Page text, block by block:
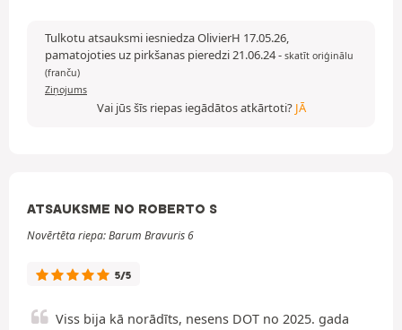
Tulkotu atsauksmi iesniedza OlivierH 17.05.26,
pamatojoties uz pirkšanas pieredzi 21.06.24- skatīt oriģinālu
(franču)
Ziņojums
Vai jūs šīs riepas iegādātos atkārtoti? JĀ
ATSAUKSME NO ROBERTO S
Novērtēta riepa: Barum Bravuris 6
5/5
Viss bija kā norādīts, nesens DOT no 2025. gada